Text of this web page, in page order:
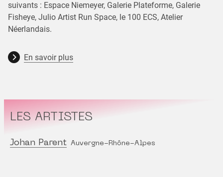
suivants : Espace Niemeyer, Galerie Plateforme, Galerie
Fisheye, Julio Artist Run Space, le 100 ECS, Atelier
Néerlandais.
En savoir plus
LES ARTISTES
Johan Parent Auvergne-Rhône-Alpes